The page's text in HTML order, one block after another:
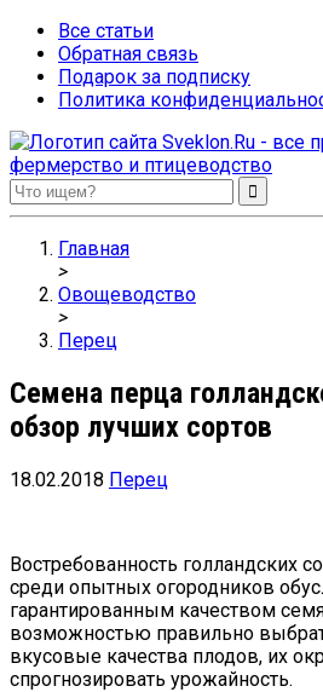
Все статьи
Обратная связь
Подарок за подписку
Политика
Sveklon.Ru – все про сад, огород,
Главная
>
Овощеводство
>
Перец
Семена перца
обзор лучших сортов
18.02.2018 Перец
Востребованность голландских
среди опытных огородников
гарантированным качеством
возможностью правильно
вкусовые качества плодов, их
спрогнозировать урожайность.